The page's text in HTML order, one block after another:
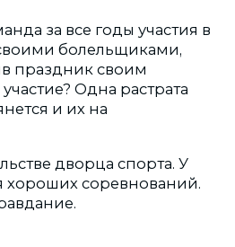
за все годы участия в
болельщиками,
праздник своим
Одна растрата
и их на
дворца спорта. У
хороших соревнований.